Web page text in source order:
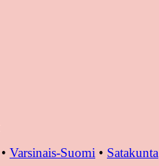
• Varsinais-Suomi • Satakunta